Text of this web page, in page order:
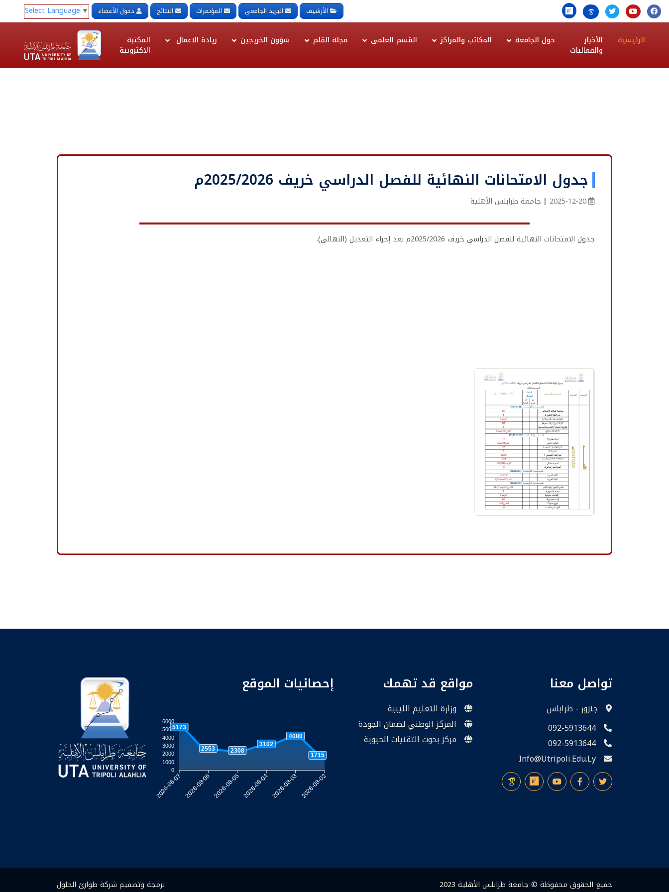
الأرشيف البريد الجامعي المؤتمرات النتائج دخول الأعضاء Select Language ▼
الرئيسية الأخبار
والفعاليات
حول الجامعة المكاتب والمراكز القسم العلمي مجلة القلم شؤون الخريجين ريادة الاعمال المكتبة
الاكترونية
جدول الامتحانات النهائية للفصل الدراسي خريف 2025/2026م
2025-12-20
| جامعة طرابلس الأهلية
جدول الامتحانات النهائية للفصل الدراسي خريف 2025/2026م بعد إجراء التعديل (النهائي).
تواصل معنا
جنزور - طرابلس
092-5913644
092-5913644
Info@utripoli.edu.ly
مواقع قد تهمك
وزارة التعليم الليبية
المركز الوطني لضمان الجودة
مركز بحوث التقنيات الحيوية
إحصائيات الموقع
6000
5000
4000
3000
2000
1000
0
5173
2553 2308
3102
4080
1715
2026-08-07 2026-08-06 2026-08-05 2026-08-04 2026-08-03 2026-08-02
جميع الحقوق محفوظة © جامعة طرابلس الأهلية 2023 برمجة وتصميم شركة طوارئ الحلول